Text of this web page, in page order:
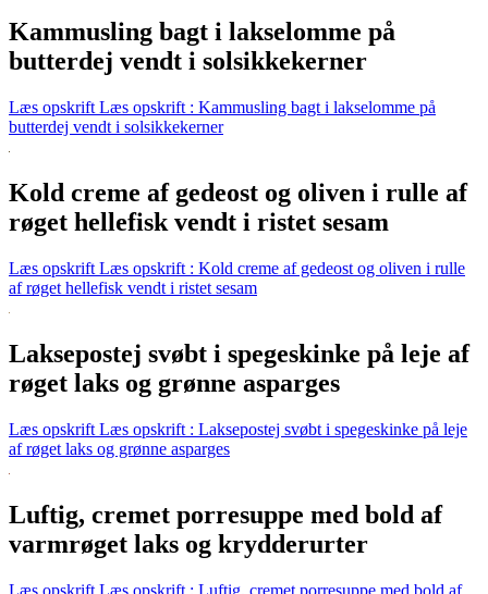
Kammusling bagt i lakselomme på
butterdej vendt i solsikkekerner
Læs opskrift Læs opskrift : Kammusling bagt i lakselomme på
butterdej vendt i solsikkekerner
Kold creme af gedeost og oliven i rulle af
røget hellefisk vendt i ristet sesam
Læs opskrift Læs opskrift : Kold creme af gedeost og oliven i rulle
af røget hellefisk vendt i ristet sesam
Laksepostej svøbt i spegeskinke på leje af
røget laks og grønne asparges
Læs opskrift Læs opskrift : Laksepostej svøbt i spegeskinke på leje
af røget laks og grønne asparges
Luftig, cremet porresuppe med bold af
varmrøget laks og krydderurter
Læs opskrift Læs opskrift : Luftig, cremet porresuppe med bold af